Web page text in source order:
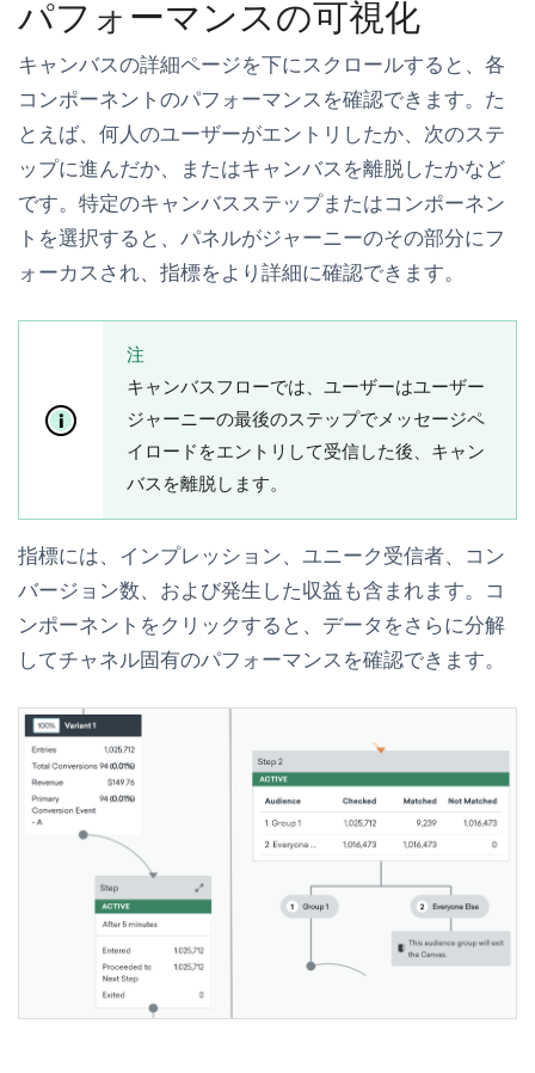
パフォーマンスの可視化
キャンバスの詳細ページを下にスクロールすると、各
コンポーネントのパフォーマンスを確認できます。た
とえば、何人のユーザーがエントリしたか、次のステ
ップに進んだか、またはキャンバスを離脱したかなど
です。特定のキャンバスステップまたはコンポーネン
トを選択すると、パネルがジャーニーのその部分にフ
ォーカスされ、指標をより詳細に確認できます。
注
キャンバスフローでは、ユーザーはユーザー
ジャーニーの最後のステップでメッセージペ
イロードをエントリして受信した後、キャン
バスを離脱します。
指標には、インプレッション、ユニーク受信者、コン
バージョン数、および発生した収益も含まれます。コ
ンポーネントをクリックすると、データをさらに分解
してチャネル固有のパフォーマンスを確認できます。